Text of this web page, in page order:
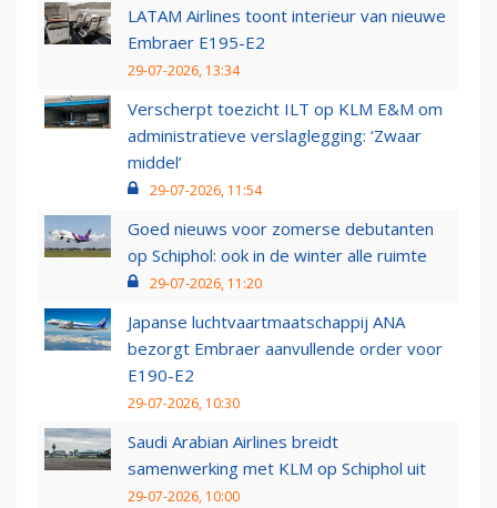
LATAM Airlines toont interieur van nieuwe
Embraer E195-E2
29-07-2026, 13:34
Verscherpt toezicht ILT op KLM E&M om
administratieve verslaglegging: ‘Zwaar
middel’
29-07-2026, 11:54
Goed nieuws voor zomerse debutanten
op Schiphol: ook in de winter alle ruimte
29-07-2026, 11:20
Japanse luchtvaartmaatschappij ANA
bezorgt Embraer aanvullende order voor
E190-E2
29-07-2026, 10:30
Saudi Arabian Airlines breidt
samenwerking met KLM op Schiphol uit
29-07-2026, 10:00